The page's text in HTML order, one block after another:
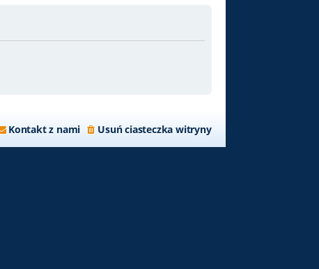
Usuń ciasteczka witryny
Kontakt z nami